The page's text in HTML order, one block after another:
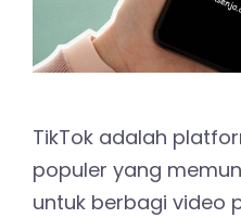
TikTok adalah
populer yang
untuk berbagi video